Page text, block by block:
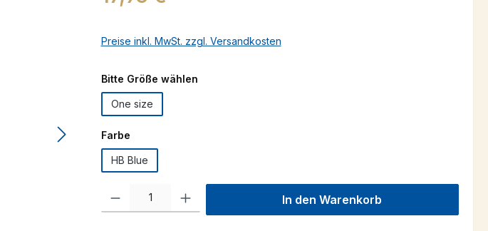
Preise inkl. MwSt. zzgl. Versandkosten
Bitte Größe wählenauswählen
One size
Farbeauswählen
HB Blue
Produkt Anzahl: Gib den gewünschten Wert ein oder benutze die Schaltflächen
In den Warenkorb